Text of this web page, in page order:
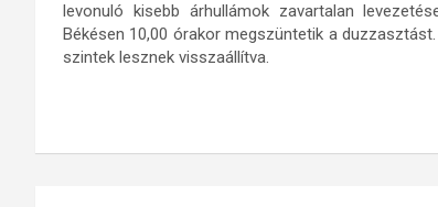
levonuló kisebb árhullámok zavartalan
Békésen 10,00 órakor megszüntetik a
szintek lesznek visszaállítva.